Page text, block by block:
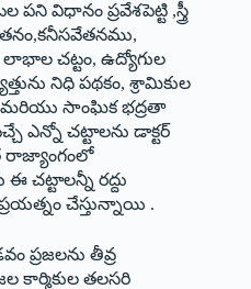
పని విధానం ప్రవేశపెట్టి ,స్త్రీ
లాభాల చట్టం, ఉద్యోగుల
నిధి పథకం, శ్రామికుల
మరియు సాంఘిక భద్రతా
ఎన్నో చట్టాలను డాక్టర్‌
రాజ్యాంగంలో
చట్టాలన్నీ రద్దు
చేస్తున్నాయి .
ప్రజలను తీవ్ర
కార్మికుల తలసరి